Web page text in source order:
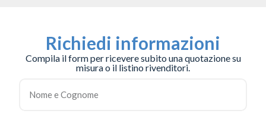
Richiedi informazioni
Compila il form per ricevere subito una quotazione su
misura o il listino rivenditori.